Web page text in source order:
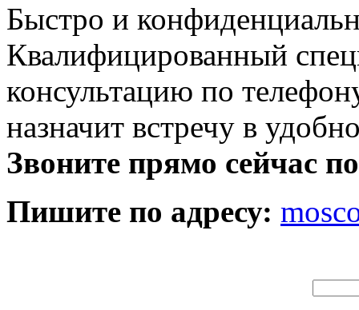
Быстро и
Квалифицированный
консультацию по
назначит встречу в
Звоните прямо сейчас
Пишите по адресу: